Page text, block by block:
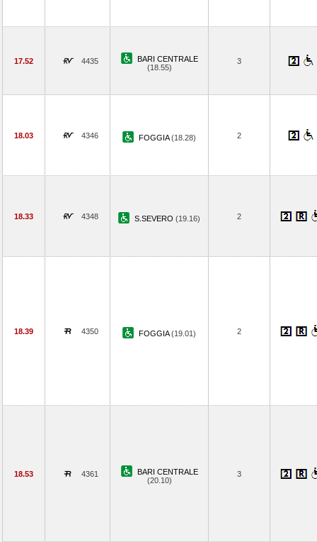
17.52 4435
BARI CENTRALE
(18.55)
3
18.03 4346 FOGGIA(18.28) 2
18.33 4348 S.SEVERO (19.16) 2
18.39 4350 FOGGIA(19.01) 2
18.53 4361
BARI CENTRALE
(20.10)
3